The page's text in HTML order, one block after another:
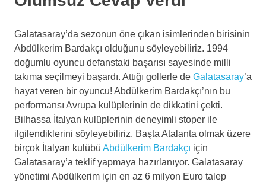
Galatasaray’da sezonun öne çıkan isimlerinden birisinin
Abdülkerim Bardakçı olduğunu söyleyebiliriz. 1994
doğumlu oyuncu defanstaki başarısı sayesinde milli
takıma seçilmeyi başardı. Attığı gollerle de Galatasaray’a
hayat veren bir oyuncu! Abdülkerim Bardakçı’nın bu
performansı Avrupa kulüplerinin de dikkatini çekti.
Bilhassa İtalyan kulüplerinin deneyimli stoper ile
ilgilendiklerini söyleyebiliriz. Başta Atalanta olmak üzere
birçok İtalyan kulübü Abdülkerim Bardakçı için
Galatasaray’a teklif yapmaya hazırlanıyor. Galatasaray
yönetimi Abdülkerim için en az 6 milyon Euro talep